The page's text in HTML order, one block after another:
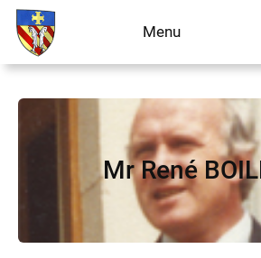
Aller
contenu
Menu
Mr René